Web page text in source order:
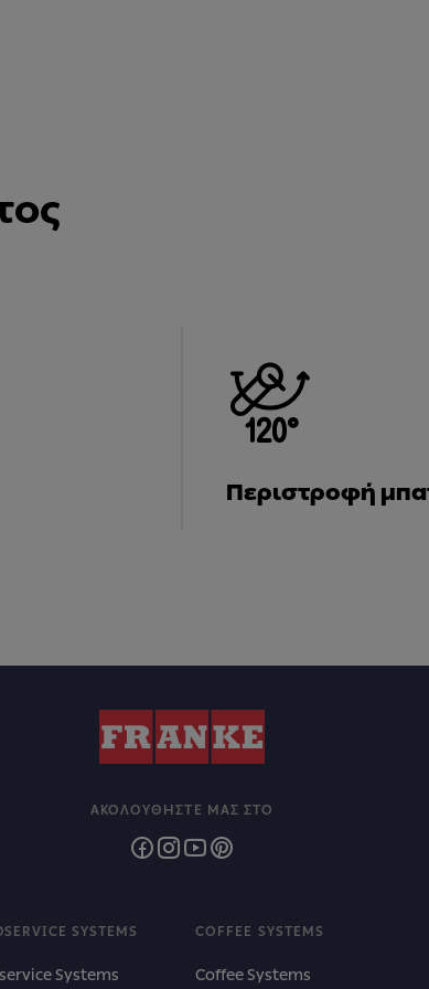
Περιστροφή
SYSTEMS
Systems
COFFEE SYSTEMS
Coffee Systems
ΑΚΟΛΟΥΘΉΣΤΕ ΜΑΣ ΣΤΟ